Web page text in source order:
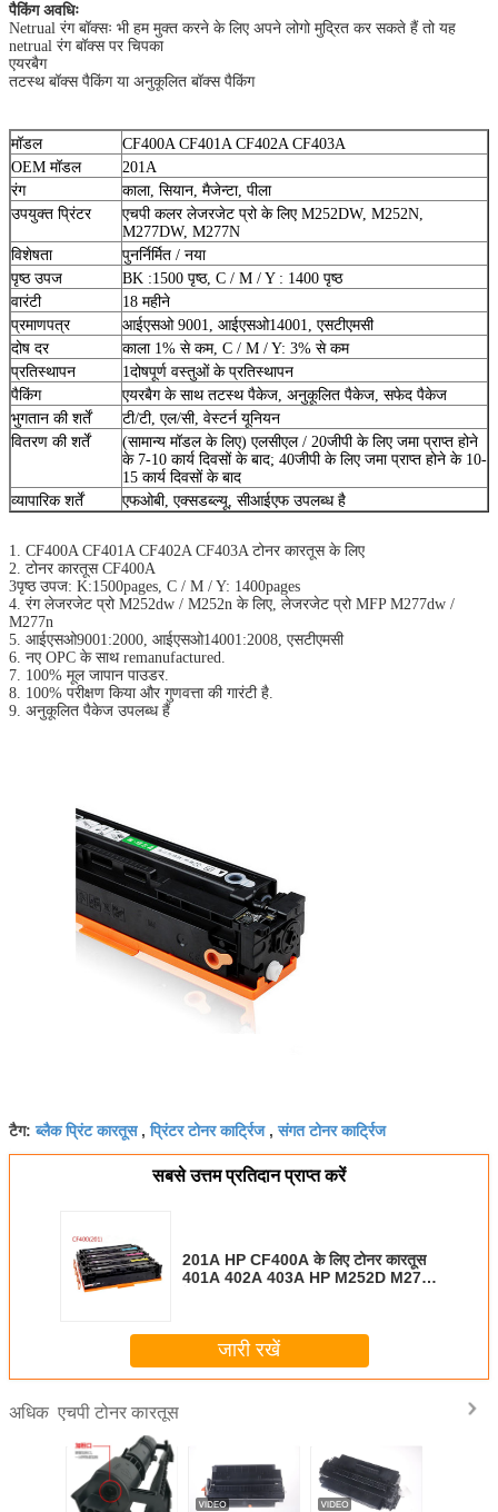
पैकिंग अवधिः
Netrual रंग बॉक्सः भी हम मुक्त करने के लिए अपने लोगो मुद्रित कर सकते हैं तो यह
netrual रंग बॉक्स पर चिपका
एयरबैग
तटस्थ बॉक्स पैकिंग या अनुकूलित बॉक्स पैकिंग
मॉडल
CF400A CF401A CF402A CF403A
OEM मॉडल
201A
रंग
काला, सियान, मैजेन्टा, पीला
उपयुक्त प्रिंटर
एचपी कलर लेजरजेट प्रो के लिए M252DW, M252N,
M277DW, M277N
विशेषता
पुनर्निर्मित / नया
पृष्ठ उपज
BK :1500 पृष्ठ, C / M / Y : 1400 पृष्ठ
वारंटी
18 महीने
प्रमाणपत्र
आईएसओ 9001, आईएसओ14001, एसटीएमसी
दोष दर
काला 1% से कम, C / M / Y: 3% से कम
प्रतिस्थापन
1दोषपूर्ण वस्तुओं के प्रतिस्थापन
पैकिंग
एयरबैग के साथ तटस्थ पैकेज, अनुकूलित पैकेज, सफेद पैकेज
भुगतान की शर्तें
टी/टी, एल/सी, वेस्टर्न यूनियन
वितरण की शर्तें
(सामान्य मॉडल के लिए) एलसीएल / 20जीपी के लिए जमा प्राप्त होने
के 7-10 कार्य दिवसों के बाद; 40जीपी के लिए जमा प्राप्त होने के 10-
15 कार्य दिवसों के बाद
व्यापारिक शर्तें
एफओबी, एक्सडब्ल्यू, सीआईएफ उपलब्ध है
1. CF400A CF401A CF402A CF403A टोनर कारतूस के लिए
2. टोनर कारतूस CF400A
3पृष्ठ उपज: K:1500pages, C / M / Y: 1400pages
4. रंग लेजरजेट प्रो M252dw / M252n के लिए, लेजरजेट प्रो MFP M277dw /
M277n
5. आईएसओ9001:2000, आईएसओ14001:2008, एसटीएमसी
6. नए OPC के साथ remanufactured.
7. 100% मूल जापान पाउडर.
8. 100% परीक्षण किया और गुणवत्ता की गारंटी है.
9. अनुकूलित पैकेज उपलब्ध हैं
टैग:ब्लैक प्रिंट कारतूस,प्रिंटर टोनर कार्ट्रिज,संगत टोनर कार्ट्रिज
सबसे उत्तम प्रतिदान प्राप्त करें
201A HP CF400A के लिए टोनर कारतूस
401A 402A 403A HP M252D M277
जारी रखें
अधिक एचपी टोनर कारतूस